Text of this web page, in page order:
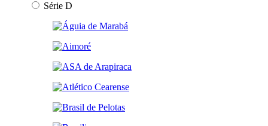
Série D